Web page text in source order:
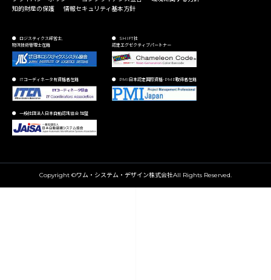
知的財産の保護
情報セキュリティ基本方針
ロジスティクス経営士,
物流技術管理士在籍
SHIFT社
認定エグゼクティブパートナー
ITコーディネータ有資格者在籍 PMI日本認定国際資格-PMP取得者在籍
一般社団法人日本自動認識協会 加盟
Copyright ©ワム・システム・デザイン株式会社All Rights Reserved.